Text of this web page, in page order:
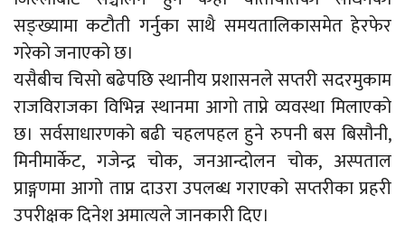
सङ्ख्यामा कटौती गर्नुका साथै समयतालिकासमेत हेरफेर
गरेको जनाएको छ।
यसैबीच चिसो बढेपछि स्थानीय प्रशासनले सप्तरी सदरमुकाम
राजविराजका विभिन्न स्थानमा आगो ताप्ने व्यवस्था मिलाएको
छ। सर्वसाधारणको बढी चहलपहल हुने रुपनी बस बिसौनी,
मिनीमार्केट, गजेन्द्र चोक, जनआन्दोलन चोक, अस्पताल
प्राङ्गणमा आगो ताप्न दाउरा उपलब्ध गराएको सप्तरीका प्रहरी
उपरीक्षक दिनेश अमात्यले जानकारी दिए।